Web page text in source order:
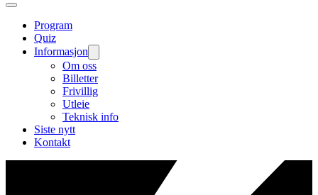
Program
Quiz
Informasjon
Om oss
Billetter
Frivillig
Utleie
Teknisk info
Siste nytt
Kontakt